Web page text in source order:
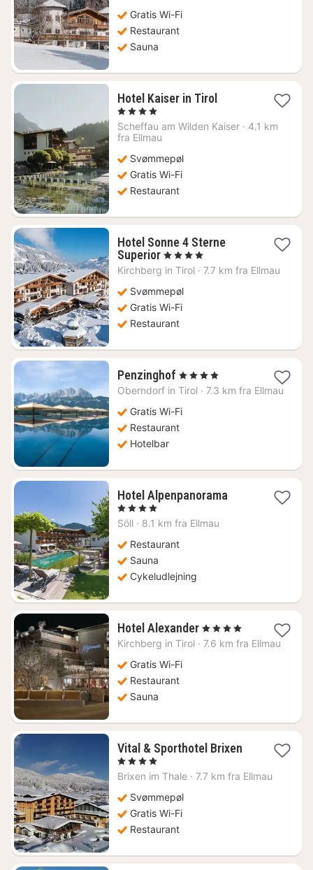
kr.
Gratis Wi-Fi
Restaurant
Sauna
Hotel Kaiser in Tirol1
fra
, 4 Stjerner
Scheffau am Wilden Kaiser · 4.1 km
fra Ellmau
Svømmepøl
Gratis Wi-Fi
Restaurant
Hotel Sonne 4 Sterne
Superior1
nat
1773
kr.
, 4 Stjerner
Kirchberg in Tirol · 7.7 km fra Ellmau
Svømmepøl
Gratis Wi-Fi
Restaurant
Penzinghof 1
nat
1603
kr.
, 4 Stjerner
Oberndorf in Tirol · 7.3 km fra Ellmau
Gratis Wi-Fi
Restaurant
Hotelbar
Hotel Alpenpanorama1
, 4 Stjerner
Söll · 8.1 km fra Ellmau
Restaurant
Sauna
Cykeludlejning
Hotel Alexander1
nat
, 4 Stjerner
Kirchberg in Tirol · 7.6 km fra Ellmau
Gratis Wi-Fi
Restaurant
Sauna
Vital & Sporthotel Brixen1
fra
, 4 Stjerner
Brixen im Thale · 7.7 km fra Ellmau
Svømmepøl
Gratis Wi-Fi
Restaurant